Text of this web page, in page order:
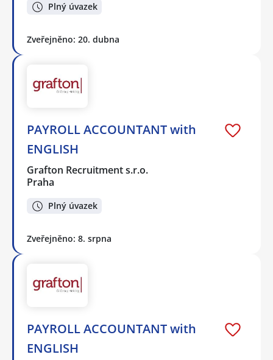
Plný úvazek
Zveřejněno: 20. dubna
PAYROLL ACCOUNTANT with
ENGLISH
Grafton Recruitment s.r.o.
Praha
Plný úvazek
Zveřejněno: 8. srpna
PAYROLL ACCOUNTANT with
ENGLISH